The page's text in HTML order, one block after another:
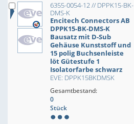
6355-0054-12 // DPPK15-BK-
DMS-K
Encitech Connectors AB
DPPK15-BK-DMS-K
Bausatz mit D-Sub
Gehäuse Kunststoff und
15 polig Buchsenleiste
löt Gütestufe 1
Isolatorfarbe schwarz
EVE: DPPK15BKDMSK
Gesamtbestand:
0
Stück